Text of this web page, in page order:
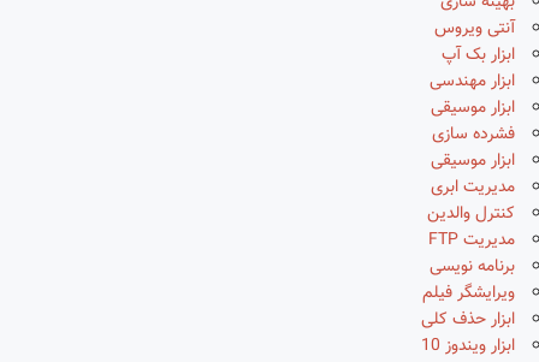
آنتی ویروس
ابزار بک آپ
ابزار مهندسی
ابزار موسیقی
فشرده سازی
ابزار موسیقی
مدیریت ابری
کنترل والدین
مدیریت FTP
برنامه نویسی
ویرایشگر فیلم
ابزار حذف کلی
ابزار ویندوز 10